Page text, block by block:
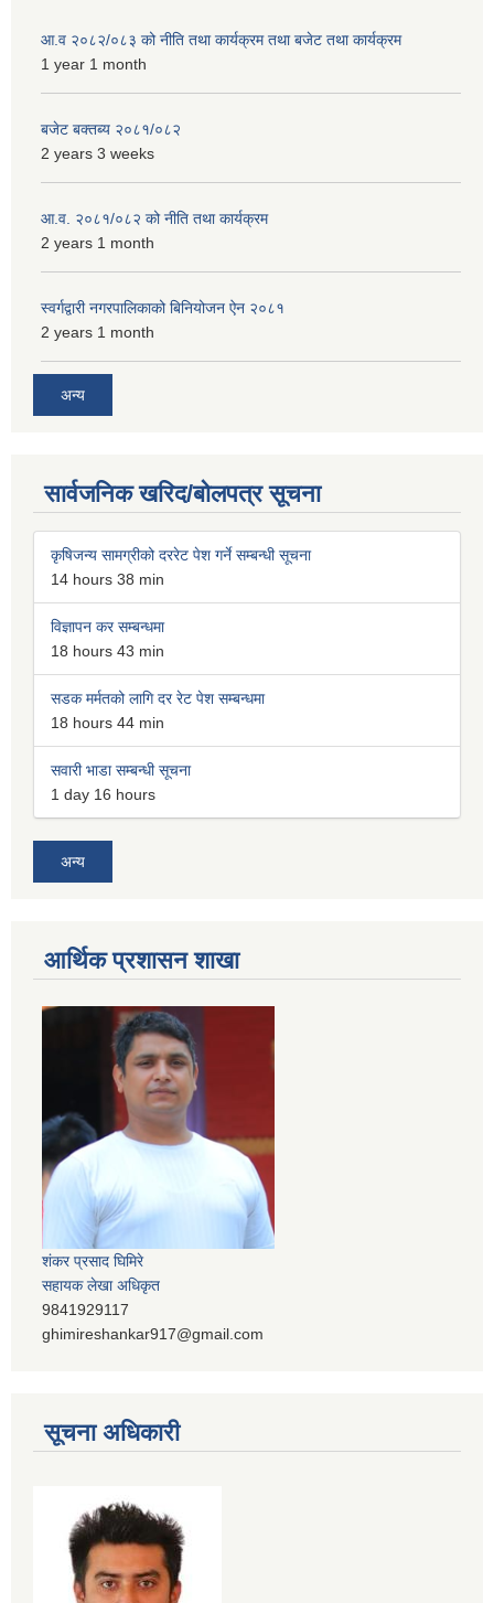
आ.व २०८२/०८३ को नीति तथा कार्यक्रम तथा बजेट तथा कार्यक्रम
1 year 1 month
बजेट बक्तब्य २०८१/०८२
2 years 3 weeks
आ.व. २०८१/०८२ को नीति तथा कार्यक्रम
2 years 1 month
स्वर्गद्वारी नगरपालिकाको बिनियोजन ऐन २०८१
2 years 1 month
अन्य
सार्वजनिक खरिद/बोलपत्र सूचना
कृषिजन्य सामग्रीको दररेट पेश गर्ने सम्बन्धी सूचना
14 hours 38 min
विज्ञापन कर सम्बन्धमा
18 hours 43 min
सडक मर्मतको लागि दर रेट पेश सम्बन्धमा
18 hours 44 min
सवारी भाडा सम्बन्धी सूचना
1 day 16 hours
अन्य
आर्थिक प्रशासन शाखा
शंकर प्रसाद घिमिरे
सहायक लेखा अधिकृत
9841929117
ghimireshankar917@gmail.com
सूचना अधिकारी